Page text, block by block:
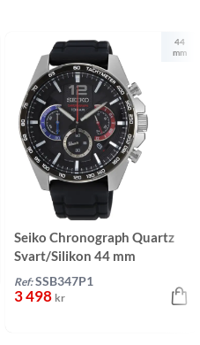
44
mm
Seiko Chronograph Quartz
Svart/Silikon 44 mm
Ref: SSB347P1
3 498 kr